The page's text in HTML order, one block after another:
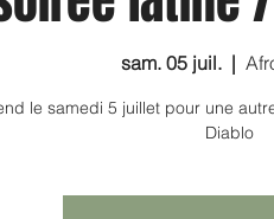
sam. 05 juil.
  |
le samedi 5 juillet pour une
Diablo